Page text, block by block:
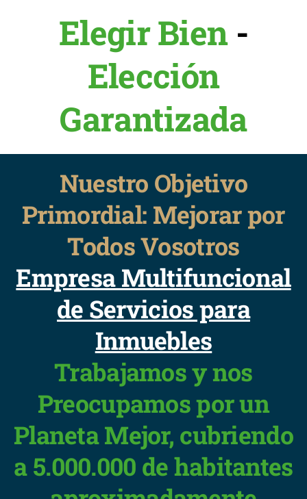
Elegir Bien -
Elección
Garantizada
Nuestro Objetivo
Primordial: Mejorar por
Todos Vosotros
Empresa Multifuncional
de Servicios para
Inmuebles
Trabajamos y nos
Preocupamos por un
Planeta Mejor, cubriendo
a 5.000.000 de habitantes